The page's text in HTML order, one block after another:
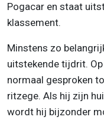
Pogacar en staat
klassement.
Minstens zo
uitstekende tijdrit.
normaal gesproken
ritzege. Als hij zijn
wordt hij bijzonder